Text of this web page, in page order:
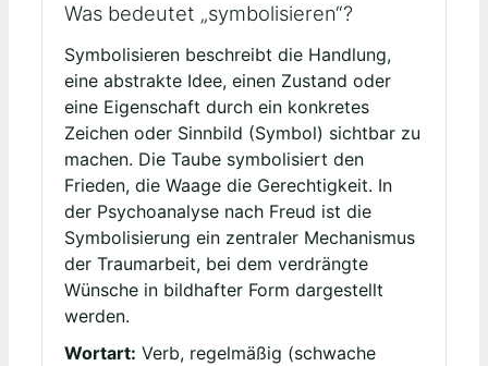
Was bedeutet „symbolisieren“?
Symbolisieren beschreibt die Handlung,
eine abstrakte Idee, einen Zustand oder
eine Eigenschaft durch ein konkretes
Zeichen oder Sinnbild (Symbol) sichtbar zu
machen. Die Taube symbolisiert den
Frieden, die Waage die Gerechtigkeit. In
der Psychoanalyse nach Freud ist die
Symbolisierung ein zentraler Mechanismus
der Traumarbeit, bei dem verdrängte
Wünsche in bildhafter Form dargestellt
werden.
Wortart: Verb, regelmäßig (schwache